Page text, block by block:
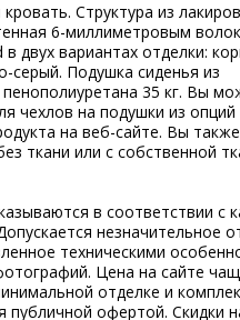
Структура из
6-миллиметровым
двух вариантах отделки:
серый. Подушка сиденья из
35 кг. Вы
чехлов на подушки из опций
на веб-сайте. Вы
ткани или с собственной
в соответствии с
незначительное
техническими
Цена на сайте
отделке и
публичной офертой. Скидки